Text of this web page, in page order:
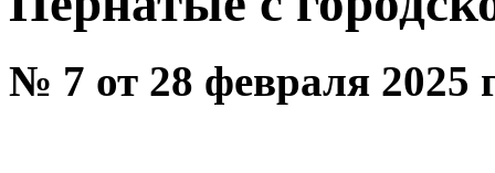
№ 7 от 28 февраля 2025